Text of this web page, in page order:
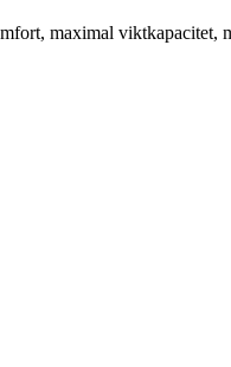
maximal viktkapacitet,